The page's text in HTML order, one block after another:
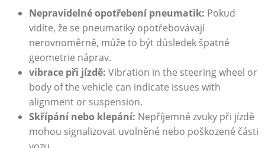
Nepravidelné opotřebení pneumatik: Pokud
vidíte, že se ⁣pneumatiky opotřebovávají
nerovnoměrně, může to⁢ být důsledek špatné
geometrie náprav.
vibrace při jízdě: Vibration in the steering wheel or
body of the‍ vehicle can indicate issues with
alignment or suspension.
Skřípání nebo klepání: Nepříjemné zvuky při jízdě
mohou signalizovat uvolněné nebo poškozené části